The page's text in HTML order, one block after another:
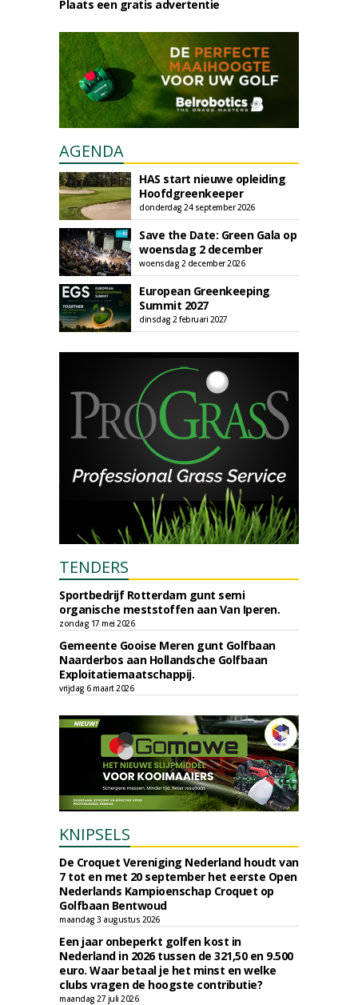
Plaats een gratis advertentie
AGENDA
HAS start nieuwe opleiding
Hoofdgreenkeeper
donderdag 24 september 2026
Save the Date: Green Gala op
woensdag 2 december
woensdag 2 december 2026
European Greenkeeping
Summit 2027
dinsdag 2 februari 2027
TENDERS
Sportbedrijf Rotterdam gunt semi
organische meststoffen aan Van Iperen.
zondag 17 mei 2026
Gemeente Gooise Meren gunt Golfbaan
Naarderbos aan Hollandsche Golfbaan
Exploitatiemaatschappij.
vrijdag 6 maart 2026
KNIPSELS
De Croquet Vereniging Nederland houdt van
7 tot en met 20 september het eerste Open
Nederlands Kampioenschap Croquet op
Golfbaan Bentwoud
maandag 3 augustus 2026
Een jaar onbeperkt golfen kost in
Nederland in 2026 tussen de 321,50 en 9.500
euro. Waar betaal je het minst en welke
clubs vragen de hoogste contributie?
maandag 27 juli 2026